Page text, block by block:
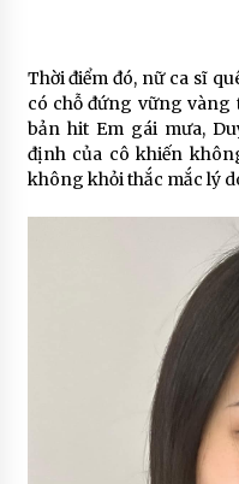
Thời điểm đó, nữ ca sĩ
có chỗ đứng vững vàng
bản hit Em gái mưa,
định của cô khiến
không khỏi thắc mắc lý